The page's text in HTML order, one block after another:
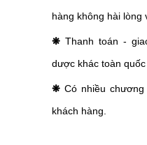
hàng không hài lòng
❋ Thanh toán -
dược khác toàn quốc
❋ Có nhiều
khách hàng.